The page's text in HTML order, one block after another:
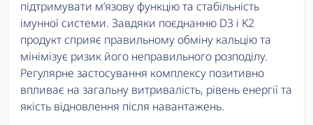
підтримувати м’язову функцію та стабільність
імунної системи. Завдяки поєднанню D3 і K2
продукт сприяє правильному обміну кальцію та
мінімізує ризик його неправильного розподілу.
Регулярне застосування комплексу позитивно
впливає на загальну витривалість, рівень енергії та
якість відновлення після навантажень.